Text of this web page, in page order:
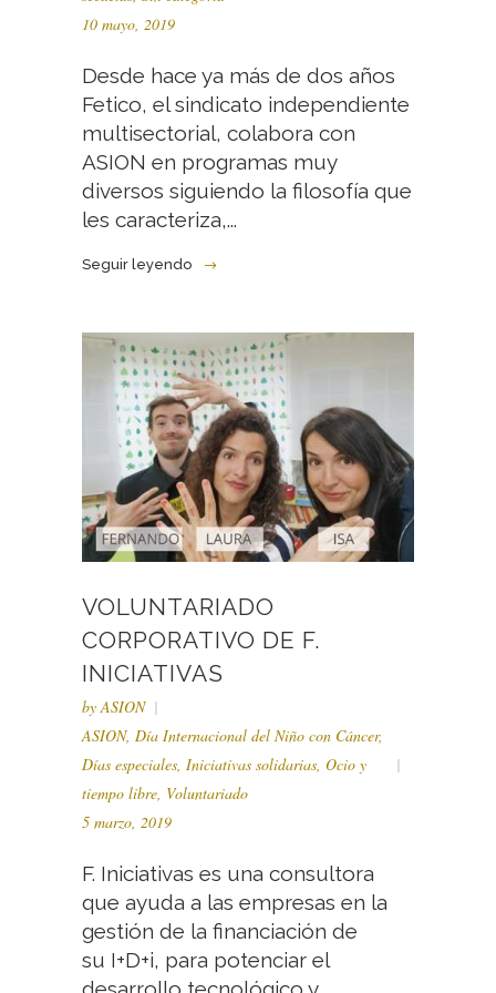
10 mayo, 2019
Desde hace ya más de dos años
Fetico, el sindicato independiente
multisectorial, colabora con
ASION en programas muy
diversos siguiendo la filosofía que
les caracteriza,...
Seguir leyendo
VOLUNTARIADO
CORPORATIVO DE F.
INICIATIVAS
by ASION
ASION, Día Internacional del Niño con Cáncer,
Días especiales Iniciativas solidarias Ocio y
tiempo libre Voluntariado
5 marzo, 2019
F. Iniciativas es una consultora
que ayuda a las empresas en la
gestión de la financiación de
su I+D+i, para potenciar el